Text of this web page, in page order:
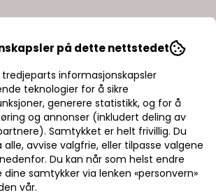
på dette nettstedet
informasjonskapsler
teknologier for å sikre
generere statistikk, og for å
og annonser (inkludert deling av
Samtykket er helt frivillig. Du
avvise valgfrie, eller tilpasse valgene
Du kan når som helst endre
samtykker via lenken «personvern»
vår.